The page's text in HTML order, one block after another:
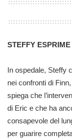
STEFFY
In ospedale, Steffy
nei confronti di
spiega che
di Eric e che ha
consapevole del
per guarire